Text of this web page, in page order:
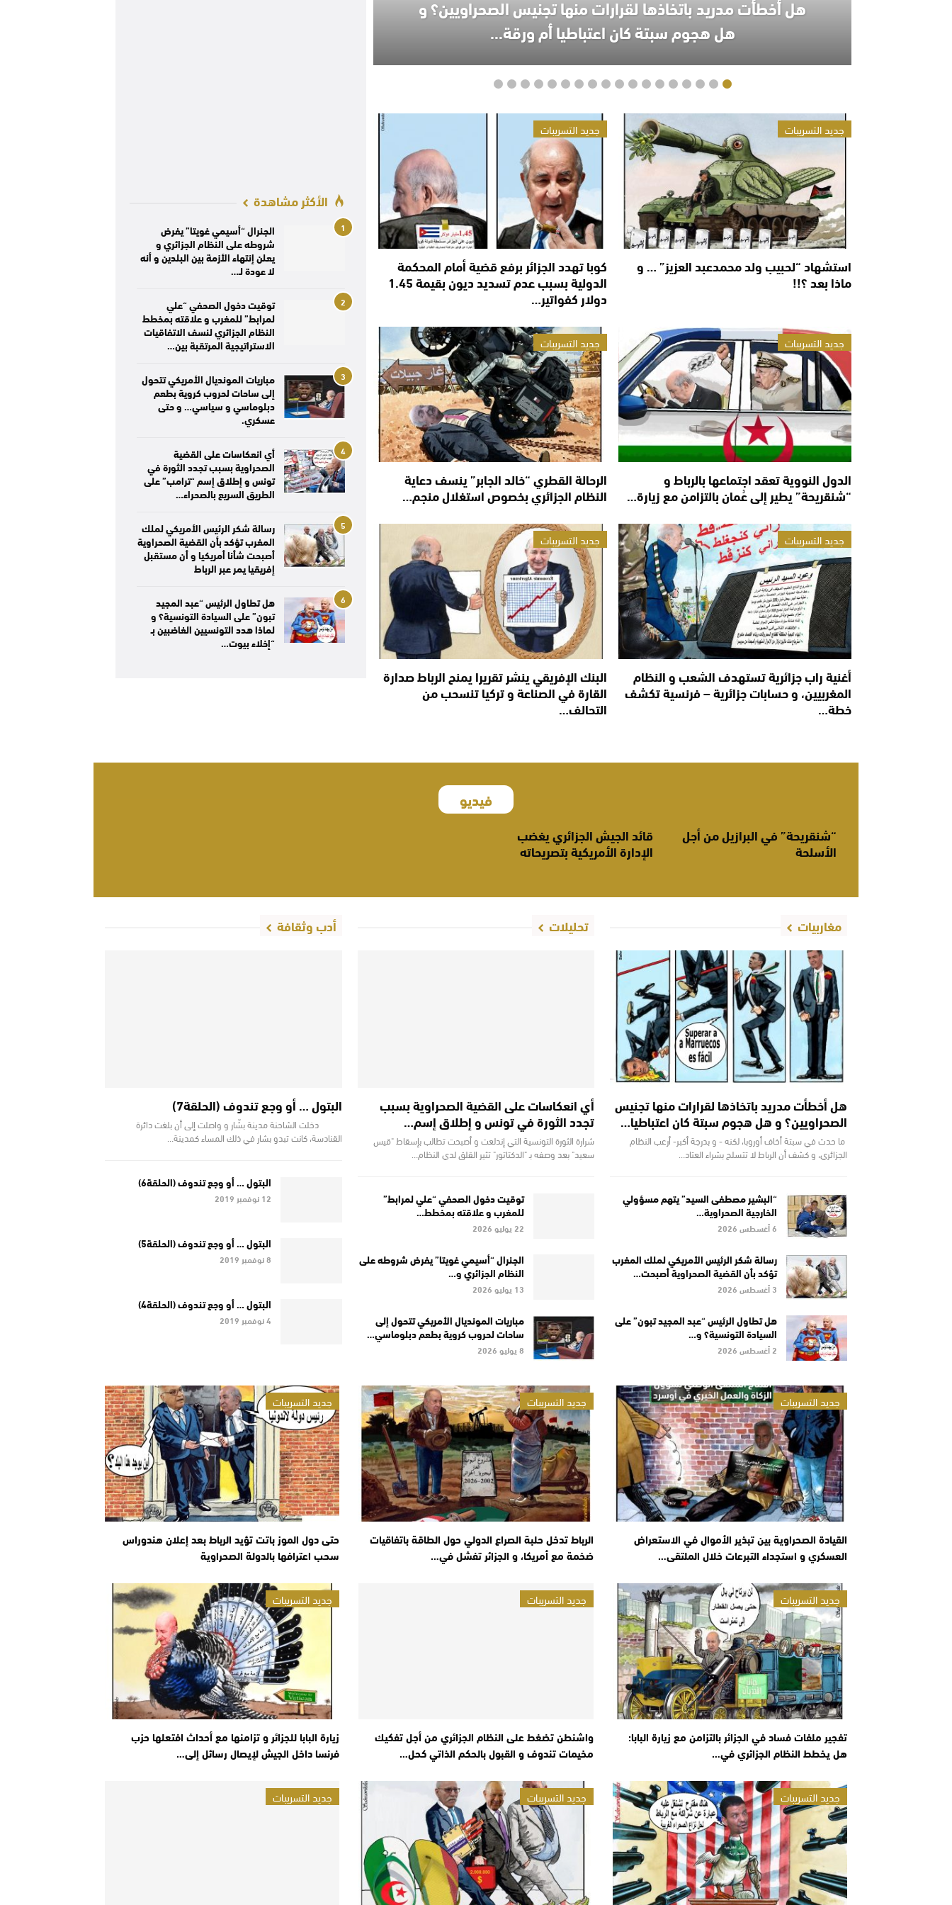
هل أخطأت مدريد باتخاذها لقرارات منها تجنيس الصحراويين؟ و
هل هجوم سبتة كان اعتباطيا أم ورقة…
جديد التسريبات
استشهاد “لحبيب ولد محمدعبد العزيز” … و
ماذا بعد ؟!!
جديد التسريبات
كوبا تهدد الجزائر برفع قضية أمام المحكمة
الدولية بسبب عدم تسديد ديون بقيمة 1.45
دولار كفواتير…
جديد التسريبات
الدول النووية تعقد اجتماعها بالرباط و
“شنقريحة” يطير إلى عُمان بالتزامن مع زيارة…
جديد التسريبات
الرحالة القطري “خالد الجابر” ينسف دعاية
النظام الجزائري بخصوص استغلال منجم…
جديد التسريبات
أغنية راب جزائرية تستهدف الشعب و النظام
المغربيين، و حسابات جزائرية – فرنسية تكشف
خطة…
جديد التسريبات
البنك الإفريقي ينشر تقريرا يمنح الرباط صدارة
القارة في الصناعة و تركيا تنسحب من
التحالف…
الأكثر مشاهدة
1 الجنرال “أسيمي غويتا” يفرض
شروطه على النظام الجزائري و
يعلن إنتهاء الأزمة بين البلدين و أنه
لا عودة لـ…
2 توقيت دخول الصحفي “علي
لمرابط” للمغرب و علاقته بمخطط
النظام الجزائري لنسف الاتفاقيات
الاستراتيجية المرتقبة بين…
3 مباريات المونديال الأمريكي تتحول
إلى ساحات لحروب كروية بطعم
دبلوماسي و سياسي… و حتى
عسكري.
4 أي انعكاسات على القضية
الصحراوية بسبب تجدد الثورة في
تونس و إطلاق إسم “ترامب” على
الطريق السريع بالصحراء…
5 رسالة شكر الرئيس الأمريكي لملك
المغرب تؤكد بأن القضية الصحراوية
أصبحت شأنا أمريكيا و أن مستقبل
إفريقيا يمر عبر الرباط
6 هل تطاول الرئيس “عبد المجيد
تبون” على السيادة التونسية؟ و
لماذا هدد التونسيين الغاضبين بـ
“إخلاء بيوت…
فيديو
“شنقريحة” في البرازيل من أجل
الأسلحة
قائد الجيش الجزائري يغضب
الإدارة الأمريكية بتصريحاته
مغاربيات
هل أخطأت مدريد باتخاذها لقرارات منها تجنيس
الصحراويين؟ و هل هجوم سبتة كان اعتباطيا…
ما حدث في سبتة أخاف أوروبا، لكنه - و بدرجة أكبر- أرعب النظام
الجزائري، و كشف أن الرباط لا تتسلح بشراء العتاد…
“البشير مصطفى السيد” يتهم مسؤولي
الخارجية الصحراوية…
6 أغسطس 2026
رسالة شكر الرئيس الأمريكي لملك المغرب
تؤكد بأن القضية الصحراوية أصبحت…
3 أغسطس 2026
هل تطاول الرئيس “عبد المجيد تبون” على
السيادة التونسية؟ و…
2 أغسطس 2026
تحليلات
أي انعكاسات على القضية الصحراوية بسبب
تجدد الثورة في تونس و إطلاق إسم…
شرارة الثورة التونسية التي إندلعت و أصبحت تطالب بإسقاط "قيس
سعيد" بعد وصفه بـ "الدكتاتور" تثير القلق لدي النظام…
توقيت دخول الصحفي “علي لمرابط”
للمغرب و علاقته بمخطط…
22 يوليو 2026
الجنرال “أسيمي غويتا” يفرض شروطه على
النظام الجزائري و…
13 يوليو 2026
مباريات المونديال الأمريكي تتحول إلى
ساحات لحروب كروية بطعم دبلوماسي…
8 يوليو 2026
أدب وثقافة
البتول … أو وجع تندوف (الحلقة7)
دخلت الشاحنة مدينة بشّار و واصلت إلى أن بلغت دائرة
القنادسة، كانت تبدو بشار في ذلك المساء كمدينة…
البتول … أو وجع تندوف (الحلقة6)
12 نوفمبر 2019
البتول … أو وجع تندوف (الحلقة5)
8 نوفمبر 2019
البتول … أو وجع تندوف (الحلقة4)
4 نوفمبر 2019
جديد التسريبات
القيادة الصحراوية بين تبذير الأموال في الاستعراض
العسكري و استجداء التبرعات خلال الملتقى…
جديد التسريبات
الرباط تدخل حلبة الصراع الدولي حول الطاقة باتفاقيات
ضخمة مع أمريكا، و الجزائر تفشل في…
جديد التسريبات
حتى دول الموز باتت تؤيد الرباط بعد إعلان هندوراس
سحب اعترافها بالدولة الصحراوية
جديد التسريبات
تفجير ملفات فساد في الجزائر بالتزامن مع زيارة البابا:
هل يخطط النظام الجزائري في…
جديد التسريبات
واشنطن تضغط على النظام الجزائري من أجل تفكيك
مخيمات تندوف و القبول بالحكم الذاتي كحل…
جديد التسريبات
زيارة البابا للجزائر و تزامنها مع أحداث افتعلها حزب
فرنسا داخل الجيش لإيصال رسائل إلى…
جديد التسريبات جديد التسريبات جديد التسريبات